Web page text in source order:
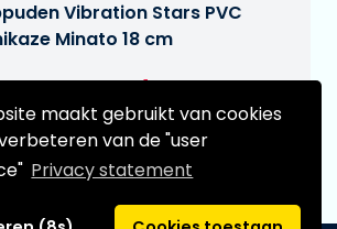
maakt gebruikt van cookies
van de "user
Privacy statement
Vibration Stars PVC
Minato 18 cm
leverdatum: